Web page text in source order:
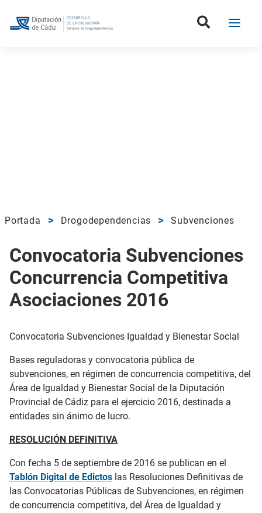
Portada Drogodependencias Subvenciones
Convocatoria Subvenciones
Concurrencia Competitiva
Asociaciones 2016
Convocatoria Subvenciones Igualdad y Bienestar Social
Bases reguladoras y convocatoria pública de
subvenciones, en régimen de concurrencia competitiva, del
Área de Igualdad y Bienestar Social de la Diputación
Provincial de Cádiz para el ejercicio 2016, destinada a
entidades sin ánimo de lucro.
RESOLUCIÓN DEFINITIVA
Con fecha 5 de septiembre de 2016 se publican en el
Tablón Digital de Edictos las Resoluciones Definitivas de
las Convocatorias Públicas de Subvenciones, en régimen
de concurrencia competitiva, del Área de Igualdad y